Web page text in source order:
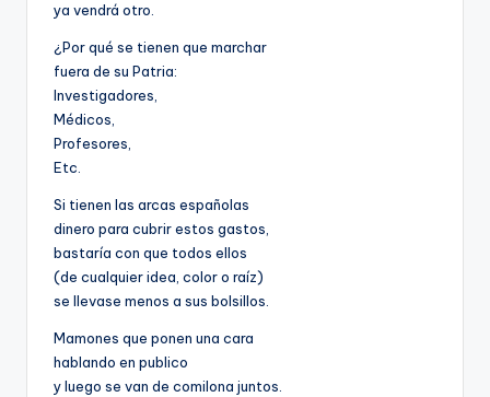
ya vendrá otro.
¿Por qué se tienen que marchar
fuera de su Patria:
Investigadores,
Médicos,
Profesores,
Etc.
Si tienen las arcas españolas
dinero para cubrir estos gastos,
bastaría con que todos ellos
(de cualquier idea, color o raíz)
se llevase menos a sus bolsillos.
Mamones que ponen una cara
hablando en publico
y luego se van de comilona juntos.